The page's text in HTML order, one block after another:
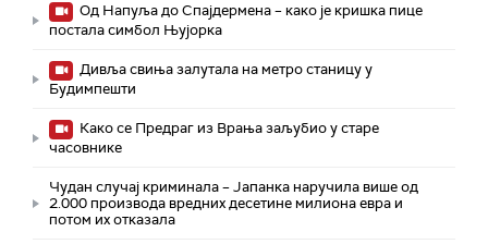
Од Напуља до Спајдермена – како је кришка пице
постала симбол Њујорка
Дивља свиња залутала на метро станицу у
Будимпешти
Како се Предраг из Врања заљубио у старе
часовнике
Чудан случај криминала – Јапанка наручила више од
2.000 производа вредних десетине милиона евра и
потом их отказала